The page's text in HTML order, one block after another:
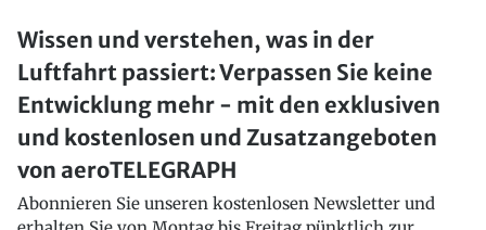
Wissen und verstehen, was in der
Luftfahrt passiert: Verpassen Sie keine
Entwicklung mehr - mit den exklusiven
und kostenlosen und Zusatzangeboten
von aeroTELEGRAPH
Abonnieren Sie unseren kostenlosen Newsletter und